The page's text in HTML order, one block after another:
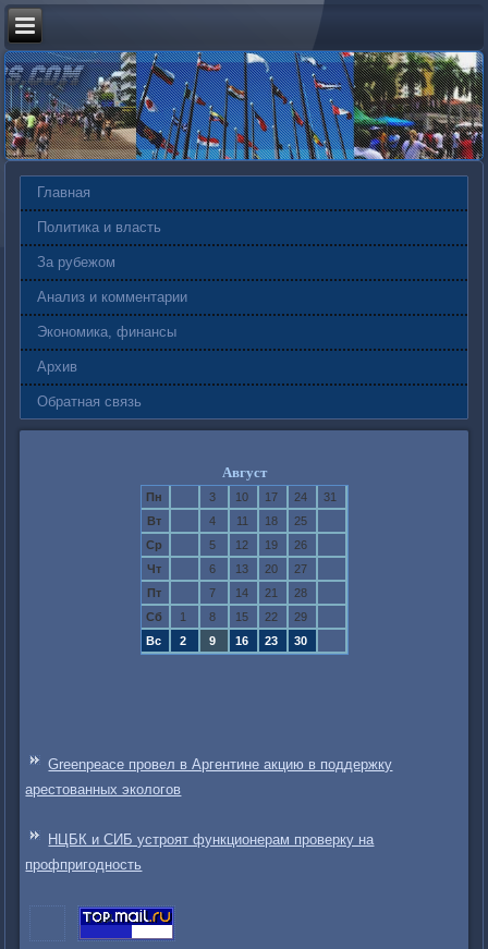
Главная
Политика и власть
За рубежом
Анализ и комментарии
Экономика, финансы
Архив
Обратная связь
Август
Пн 3 10 17 24
31
Вт
4 11 18
25
Ср
5 12 19
26
Чт
6 13 20
27
Пт
7 14 21
28
Сб
1 8 15 22
29
Вс
2 9 16 23 30
Greenpeace провел в Аргентине акцию в поддержку
арестованных экологов
НЦБК и СИБ устроят функционерам проверку на
профпригодность